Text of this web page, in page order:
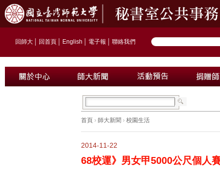
回師大 回首頁 English 電子報 聯絡我們
首頁 › 師大新聞 › 校園生活
2014-11-22
68校運》男女甲5000公尺個人